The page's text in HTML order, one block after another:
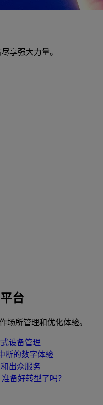
享强大力量。
台
场所管理和优化体验。
设备管理
断的数字体验
出众服务
准备好转型了吗？